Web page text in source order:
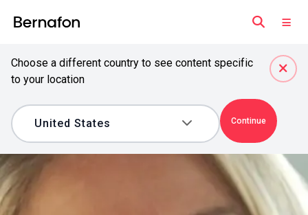
Choose a different country to see content specific
to your location
Continue